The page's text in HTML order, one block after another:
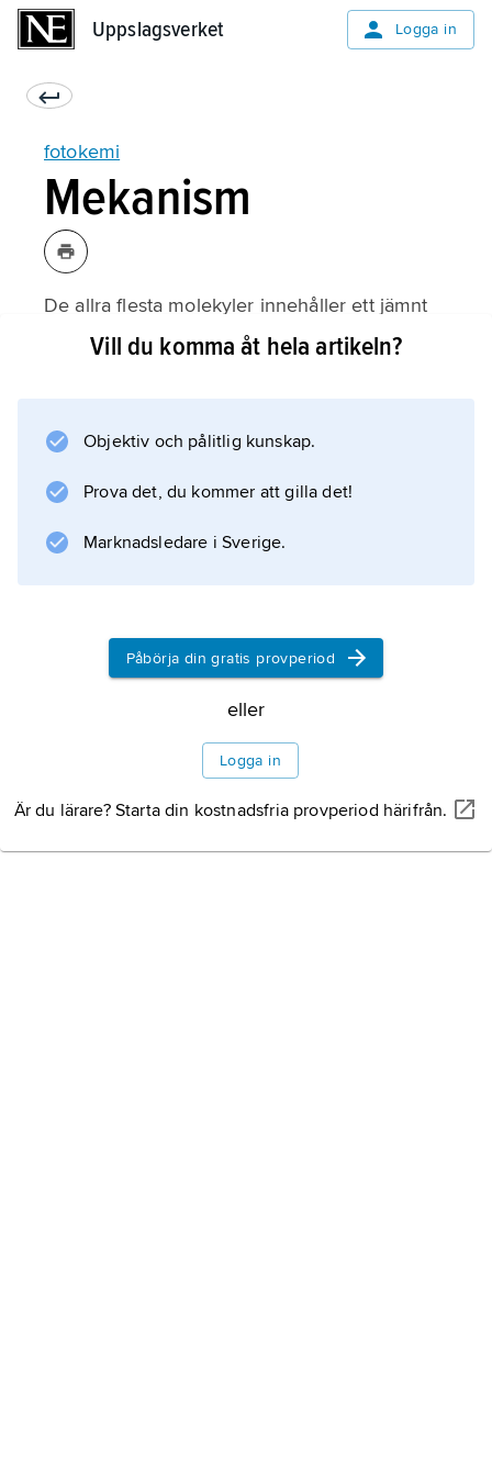
Uppslagsverket Logga in
fotokemi
Mekanism
De allra flesta molekyler innehåller ett jämnt
antal elektroner. I molekylens elektroniska
spinnrörelsemängdmoment; man säger att
grundtillståndet är ett
, betecknat S
Information om artikeln
Vill du komma åt hela artikeln?
Objektiv och pålitlig kunskap.
Prova det, du kommer att gilla det!
Marknadsledare i Sverige.
Påbörja din gratis provperiod
eller
Logga in
Är du lärare? Starta din kostnadsfria provperiod härifrån.